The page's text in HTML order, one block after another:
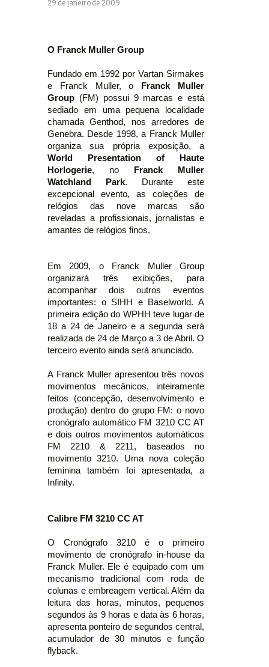
29 de janeiro de 2009
O Franck Muller Group
Fundado em 1992 por Vartan Sirmakes
e Franck Muller, o Franck Muller
Group (FM) possui 9 marcas e está
sediado em uma pequena localidade
chamada Genthod, nos arredores de
Genebra. Desde 1998, a Franck Muller
organiza sua própria exposição, a
World Presentation of Haute
Horlogerie, no Franck Muller
Watchland Park. Durante este
excepcional evento, as coleções de
relógios das nove marcas são
reveladas a profissionais, jornalistas e
amantes de relógios finos.
Em 2009, o Franck Muller Group
organizará três exibições, para
acompanhar dois outros eventos
importantes: o SIHH e Baselworld. A
primeira edição do WPHH teve lugar de
18 a 24 de Janeiro e a segunda será
realizada de 24 de Março a 3 de Abril. O
terceiro evento ainda será anunciado.
A Franck Muller apresentou três novos
movimentos mecânicos, inteiramente
feitos (concepção, desenvolvimento e
produção) dentro do grupo FM: o novo
cronógrafo automático FM 3210 CC AT
e dois outros movimentos automáticos
FM 2210 & 2211, baseados no
movimento 3210. Uma nova coleção
feminina também foi apresentada, a
Infinity.
Calibre FM 3210 CC AT
O Cronógrafo 3210 é o primeiro
movimento de cronógrafo in-house da
Franck Muller. Ele é equipado com um
mecanismo tradicional com roda de
colunas e embreagem vertical. Além da
leitura das horas, minutos, pequenos
segundos às 9 horas e data às 6 horas,
apresenta ponteiro de segundos central,
acumulador de 30 minutos e função
flyback.